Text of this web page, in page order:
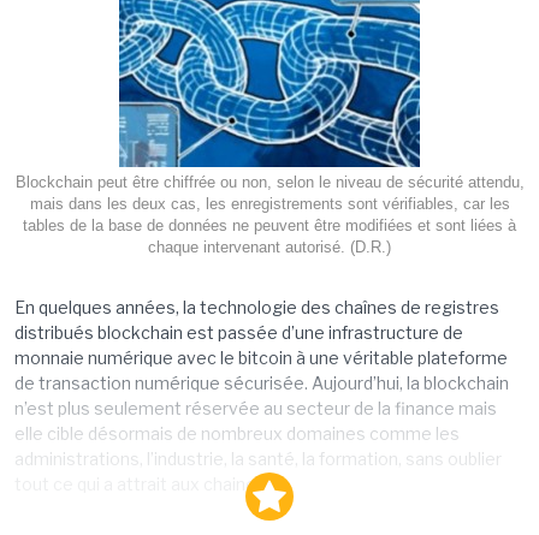
Blockchain peut être chiffrée ou non, selon le niveau de sécurité attendu,
mais dans les deux cas, les enregistrements sont vérifiables, car les
tables de la base de données ne peuvent être modifiées et sont liées à
chaque intervenant autorisé. (D.R.)
En quelques années, la technologie des chaînes de registres
distribués blockchain est passée d’une infrastructure de
monnaie numérique avec le bitcoin à une véritable plateforme
de transaction numérique sécurisée. Aujourd’hui, la blockchain
n’est plus seulement réservée au secteur de la finance mais
elle cible désormais de nombreux domaines comme les
administrations, l’industrie, la santé, la formation, sans oublier
tout ce qui a attrait aux chaines...